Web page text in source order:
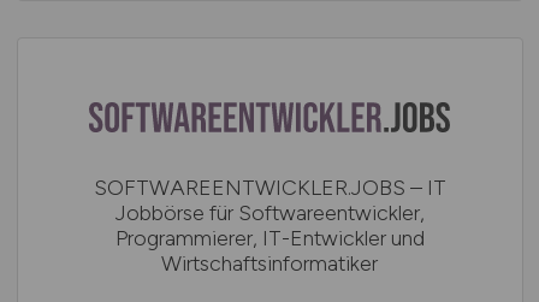
SOFTWAREENTWICKLER.JOBS – IT
Jobbörse für Softwareentwickler,
Programmierer, IT-Entwickler und
Wirtschaftsinformatiker